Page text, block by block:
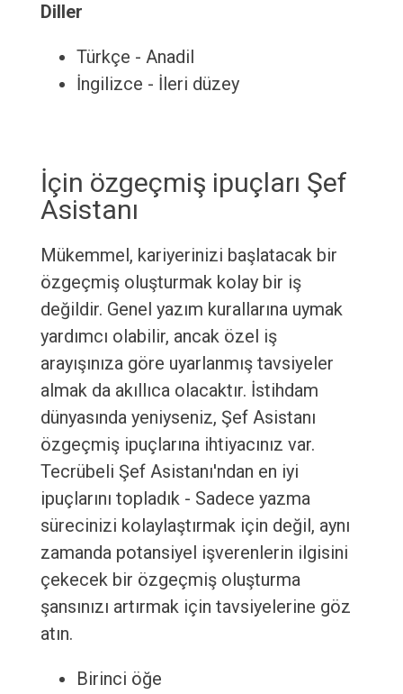
Diller
Türkçe - Anadil
İngilizce - İleri düzey
İçin özgeçmiş ipuçları Şef
Asistanı
Mükemmel, kariyerinizi başlatacak bir
özgeçmiş oluşturmak kolay bir iş
değildir. Genel yazım kurallarına uymak
yardımcı olabilir, ancak özel iş
arayışınıza göre uyarlanmış tavsiyeler
almak da akıllıca olacaktır. İstihdam
dünyasında yeniyseniz, Şef Asistanı
özgeçmiş ipuçlarına ihtiyacınız var.
Tecrübeli Şef Asistanı'ndan en iyi
ipuçlarını topladık - Sadece yazma
sürecinizi kolaylaştırmak için değil, aynı
zamanda potansiyel işverenlerin ilgisini
çekecek bir özgeçmiş oluşturma
şansınızı artırmak için tavsiyelerine göz
atın.
Birinci öğe